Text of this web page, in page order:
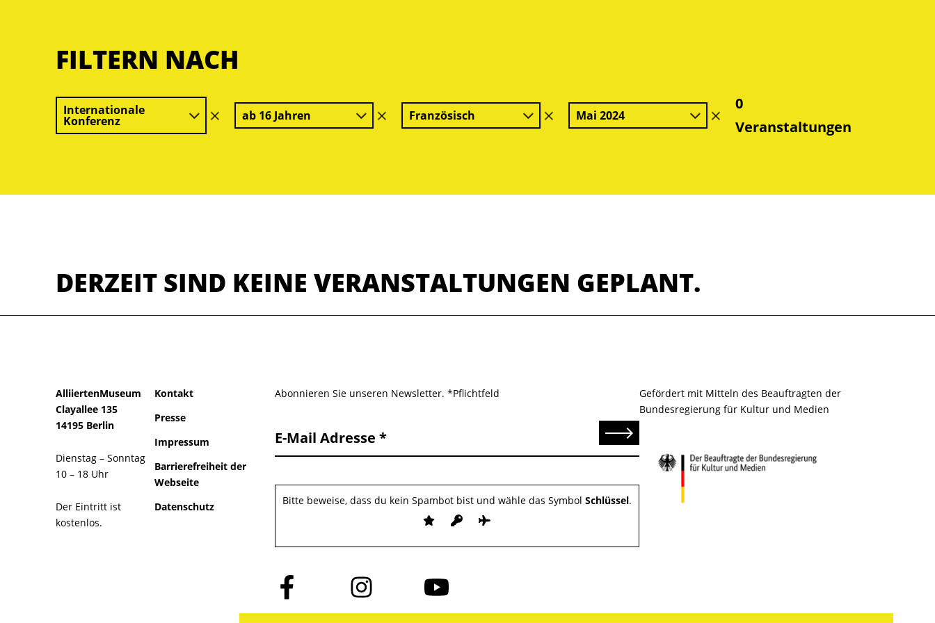
FILTERN NACH
Internationale
Konferenz
Filter
löschen
ab 16 Jahren
Filter
löschen
Französisch
Filter
löschen
Mai 2024
Filter
löschen
0
Veranstaltungen
DERZEIT SIND KEINE VERANSTALTUNGEN GEPLANT.
AlliiertenMuseum
Clayallee 135
14195 Berlin
Dienstag – Sonntag
10 – 18 Uhr
Der Eintritt ist
kostenlos.
Kontakt
Presse
Impressum
Barrierefreiheit der
Webseite
Datenschutz
Abonnieren Sie unseren Newsletter. *Pflichtfeld
E-Mail Adresse Senden
Bitte beweise, dass du kein Spambot bist und wähle das Symbol Schlüssel.
Folge
uns
auf
Folge
uns
auf
Folge
uns
auf
Gefördert mit Mitteln des Beauftragten der
Bundesregierung für Kultur und Medien